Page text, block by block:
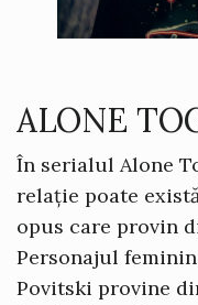
ALONE
În serialul Alone
relație poate
opus care provin
Personajul
Povitski provine